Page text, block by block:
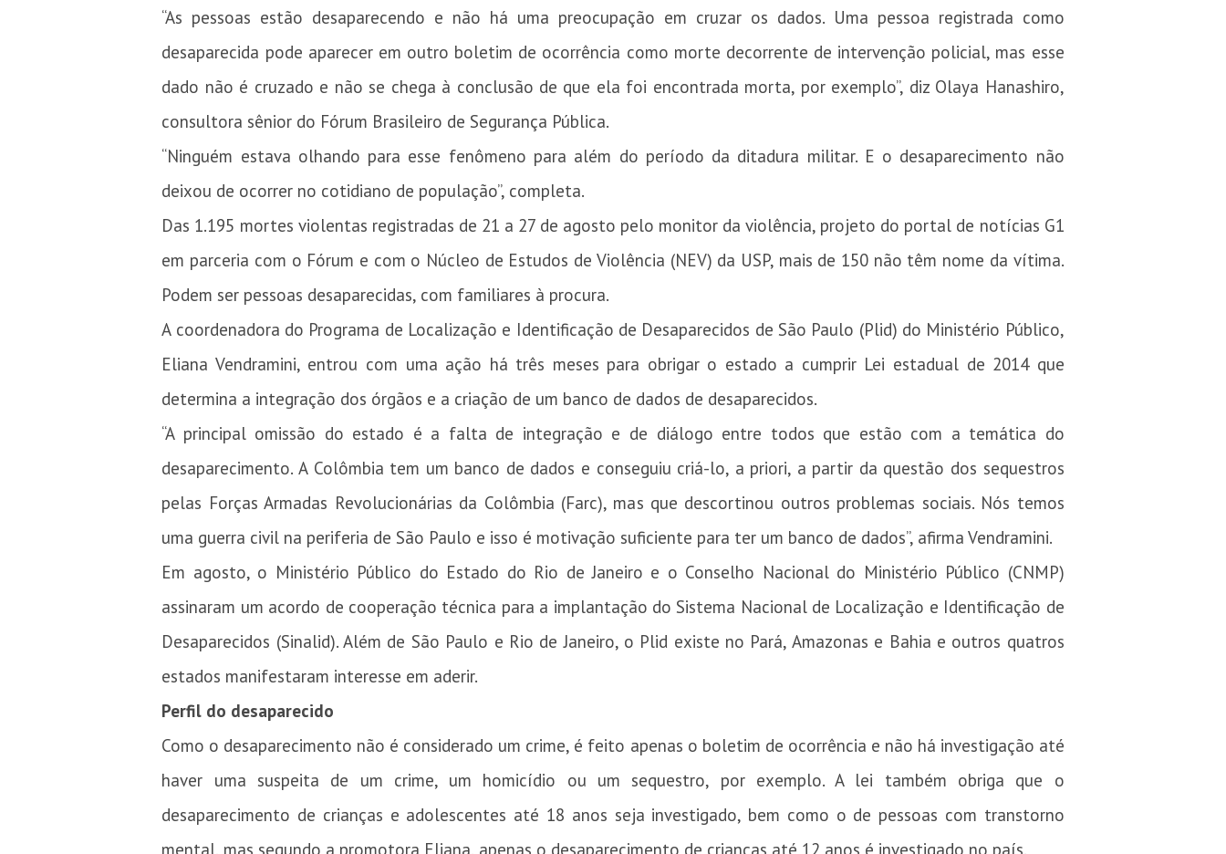
“As pessoas estão desaparecendo e não há uma preocupação em cruzar os dados. Uma pessoa registrada como
desaparecida pode aparecer em outro boletim de ocorrência como morte decorrente de intervenção policial, mas esse
dado não é cruzado e não se chega à conclusão de que ela foi encontrada morta, por exemplo”, diz Olaya Hanashiro,
consultora sênior do Fórum Brasileiro de Segurança Pública.
“Ninguém estava olhando para esse fenômeno para além do período da ditadura militar. E o desaparecimento não
deixou de ocorrer no cotidiano de população”, completa.
Das 1.195 mortes violentas registradas de 21 a 27 de agosto pelo monitor da violência, projeto do portal de notícias G1
em parceria com o Fórum e com o Núcleo de Estudos de Violência (NEV) da USP, mais de 150 não têm nome da vítima.
Podem ser pessoas desaparecidas, com familiares à procura.
A coordenadora do Programa de Localização e Identificação de Desaparecidos de São Paulo (Plid) do Ministério Público,
Eliana Vendramini, entrou com uma ação há três meses para obrigar o estado a cumprir Lei estadual de 2014 que
determina a integração dos órgãos e a criação de um banco de dados de desaparecidos.
“A principal omissão do estado é a falta de integração e de diálogo entre todos que estão com a temática do
desaparecimento. A Colômbia tem um banco de dados e conseguiu criá-lo, a priori, a partir da questão dos sequestros
pelas Forças Armadas Revolucionárias da Colômbia (Farc), mas que descortinou outros problemas sociais. Nós temos
uma guerra civil na periferia de São Paulo e isso é motivação suficiente para ter um banco de dados”, afirma Vendramini.
Em agosto, o Ministério Público do Estado do Rio de Janeiro e o Conselho Nacional do Ministério Público (CNMP)
assinaram um acordo de cooperação técnica para a implantação do Sistema Nacional de Localização e Identificação de
Desaparecidos (Sinalid). Além de São Paulo e Rio de Janeiro, o Plid existe no Pará, Amazonas e Bahia e outros quatros
estados manifestaram interesse em aderir.
Perfil do desaparecido
Como o desaparecimento não é considerado um crime, é feito apenas o boletim de ocorrência e não há investigação até
haver uma suspeita de um crime, um homicídio ou um sequestro, por exemplo. A lei também obriga que o
desaparecimento de crianças e adolescentes até 18 anos seja investigado, bem como o de pessoas com transtorno